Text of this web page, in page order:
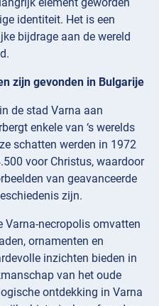
element geworden
identiteit. Het is een
bijdrage aan de wereld
zijn gevonden in Bulgarije
de stad Varna aan
enkele van ‘s werelds
schatten werden in 1972
voor Christus, waardoor
van geavanceerde
zijn.
Varna-necropolis omvatten
ornamenten en
inzichten bieden in
van het oude
ontdekking in Varna